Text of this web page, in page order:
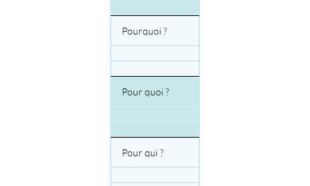
Pourquoi ?
Pour quoi ?
Pour qui ?